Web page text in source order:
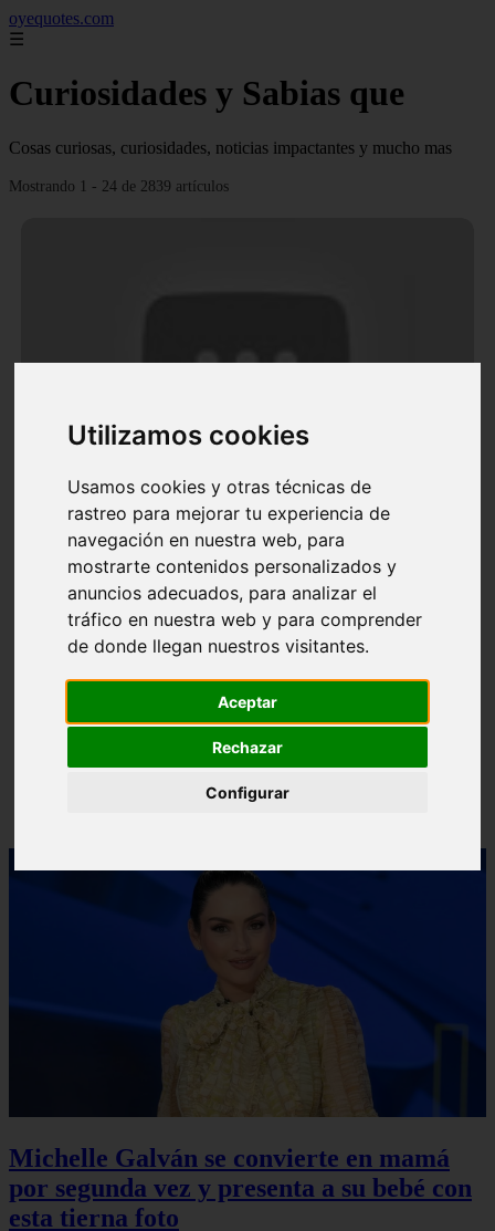
Utilizamos cookies
Usamos cookies y otras técnicas de
rastreo para mejorar tu experiencia de
navegación en nuestra web, para
mostrarte contenidos personalizados y
anuncios adecuados, para analizar el
tráfico en nuestra web y para comprender
de donde llegan nuestros visitantes.
Aceptar
Rechazar
Configurar
oyequotes.com
☰
Curiosidades y Sabias que
Cosas curiosas, curiosidades, noticias impactantes y mucho mas
Mostrando 1 - 24 de 2839 artículos
Video Ana Brenda Contreras y la firme promesa que
Michelle Galván se convierte en mamá
por segunda vez y presenta a su bebé con
esta tierna foto